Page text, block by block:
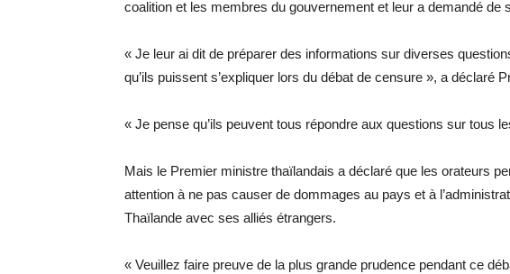
coalition et les membres du gouvernement et leur a demandé de
« Je leur ai dit de préparer des informations sur diverses
qu’ils puissent s’expliquer lors du débat de censure », a déclaré
« Je pense qu’ils peuvent tous répondre aux questions sur tous
Mais le Premier ministre thaïlandais a déclaré que les orateurs
attention à ne pas causer de dommages au pays et à
Thaïlande avec ses alliés étrangers.
« Veuillez faire preuve de la plus grande prudence pendant ce